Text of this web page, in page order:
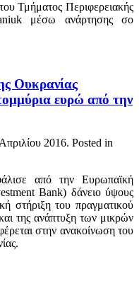
Τμήματος Περιφερειακής
μέσω ανάρτησης σο
Ουκρανίας
ευρώ από την
2016. Posted in
από την Ευρωπαϊκή
Bank) δάνειο ύψους
στήριξη του πραγματικού
της ανάπτυξη των μικρών
στην ανακοίνωση του